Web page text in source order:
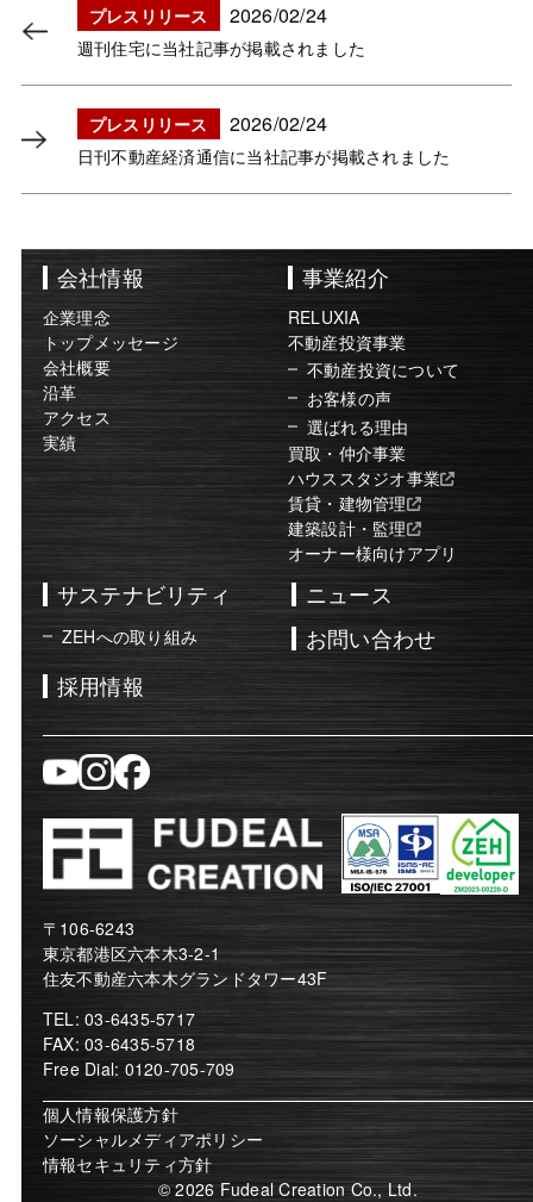
週刊住宅に当社記事が掲載されました
プレスリリース 2026/02/24
日刊不動産経済通信に当社記事が掲載されました
プレスリリース 2026/02/24
会社情報
企業理念
トップメッセージ
会社概要
沿革
アクセス
実績
事業紹介
RELUXIA
不動産投資事業
不動産投資について
お客様の声
選ばれる理由
買取・仲介事業
ハウススタジオ事業
賃貸・建物管理
建築設計・監理
オーナー様向けアプリ
サステナビリティ
ZEHへの取り組み
ニュース
採用情報
お問い合わせ
〒106-6243
東京都港区六本木3-2-1
住友不動産六本木グランドタワー43F
TEL: 03-6435-5717
FAX: 03-6435-5718
Free Dial: 0120-705-709
個人情報保護方針
ソーシャルメディアポリシー
情報セキュリティ方針
© 2026 Fudeal Creation Co., Ltd.